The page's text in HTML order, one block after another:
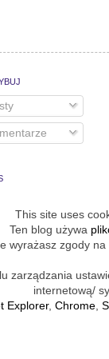
This site uses
Ten blog używa
wyrażasz zgody
zarządzania
internetową/
Explorer, Chrome,